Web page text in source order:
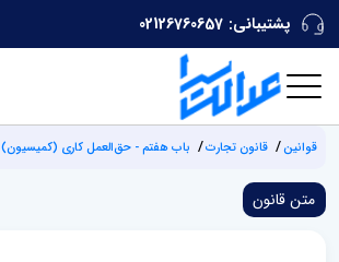
پشتیبانی: 02126760657
قوانین قانون تجارت باب هفتم - حق‌العمل کاری (‌کمیسیون)
متن قانون